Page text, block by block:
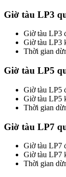
Giờ tàu LP3
Giờ tàu LP3
Giờ tàu LP3
Thời gian
Giờ tàu LP5
Giờ tàu LP5
Giờ tàu LP5
Thời gian
Giờ tàu LP7
Giờ tàu LP7
Giờ tàu LP7
Thời gian